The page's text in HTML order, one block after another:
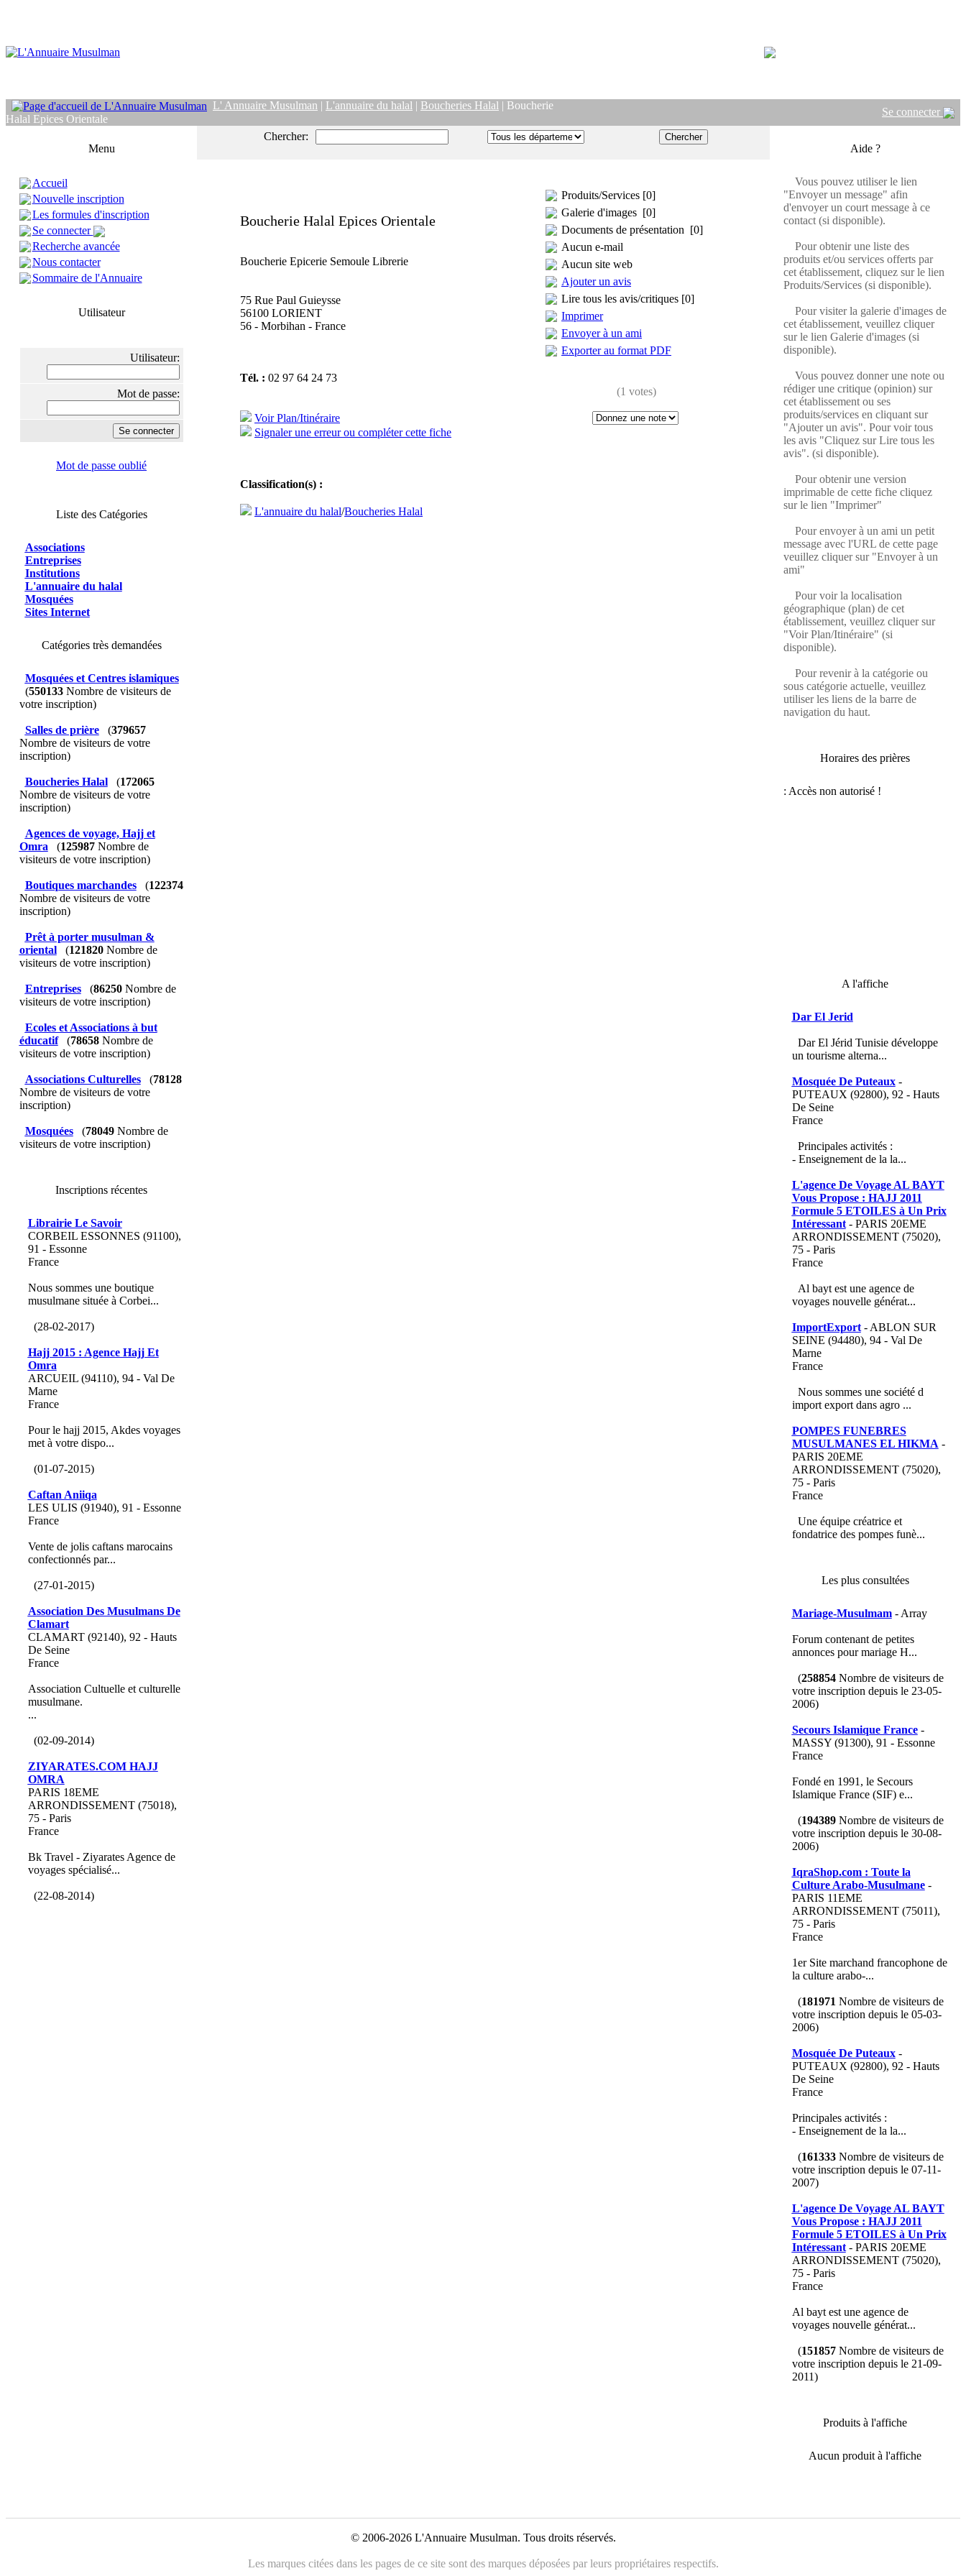
L' Annuaire Musulman | L'annuaire du halal | Boucheries Halal | Boucherie
Halal Epices Orientale
Se connecter
Menu
Accueil
Nouvelle inscription
Les formules d'inscription
Se connecter
Recherche avancée
Nous contacter
Sommaire de l'Annuaire
Utilisateur
Utilisateur:
Mot de passe:
Mot de passe oublié
Liste des Catégories
Associations
Entreprises
Institutions
L'annuaire du halal
Mosquées
Sites Internet
Catégories très demandées
Mosquées et Centres islamiques
(550133Nombre de visiteurs de
votre inscription)
Salles de prière (379657
Nombre de visiteurs de votre
inscription)
Boucheries Halal (172065
Nombre de visiteurs de votre
inscription)
Agences de voyage, Hajj et
Omra
(125987Nombre de
visiteurs de votre inscription)
Boutiques marchandes (122374
Nombre de visiteurs de votre
inscription)
Prêt à porter musulman &
oriental
(121820Nombre de
visiteurs de votre inscription)
Entreprises (86250Nombre de
visiteurs de votre inscription)
Ecoles et Associations à but
éducatif
(78658Nombre de
visiteurs de votre inscription)
Associations Culturelles (78128
Nombre de visiteurs de votre
inscription)
Mosquées (78049Nombre de
visiteurs de votre inscription)
Inscriptions récentes
Librairie Le Savoir
CORBEIL ESSONNES (91100),
91 - Essonne
France
Nous sommes une boutique
musulmane située à Corbei...
(28-02-2017)
Hajj 2015 : Agence Hajj Et
Omra
ARCUEIL (94110), 94 - Val De
Marne
France
Pour le hajj 2015, Akdes voyages
met à votre dispo...
(01-07-2015)
Caftan Aniiqa
LES ULIS (91940), 91 - Essonne
France
Vente de jolis caftans marocains
confectionnés par...
(27-01-2015)
Association Des Musulmans De
Clamart
CLAMART (92140), 92 - Hauts
De Seine
France
Association Cultuelle et culturelle
musulmane.
...
(02-09-2014)
ZIYARATES.COM HAJJ
OMRA
PARIS 18EME
ARRONDISSEMENT (75018),
75 - Paris
France
Bk Travel - Ziyarates Agence de
voyages spécialisé...
(22-08-2014)
Chercher:
Boucherie Halal Epices Orientale
Boucherie Epicerie Semoule Librerie
75 Rue Paul Guieysse
56100 LORIENT
56 - Morbihan - France
Tél. : 02 97 64 24 73
Voir Plan/Itinéraire
Signaler une erreur ou compléter cette fiche
Classification(s) :
L'annuaire du halal/Boucheries Halal
Produits/Services [0]
Galerie d'images [0]
Documents de présentation [0]
Aucun e-mail
Aucun site web
Ajouter un avis
Lire tous les avis/critiques [0]
Imprimer
Envoyer à un ami
Exporter au format PDF
(1 votes)
Aide ?
Vous pouvez utiliser le lien
"Envoyer un message" afin
d'envoyer un court message à ce
contact (si disponible).
Pour obtenir une liste des
produits et/ou services offerts par
cet établissement, cliquez sur le lien
Produits/Services (si disponible).
Pour visiter la galerie d'images de
cet établissement, veuillez cliquer
sur le lien Galerie d'images (si
disponible).
Vous pouvez donner une note ou
rédiger une critique (opinion) sur
cet établissement ou ses
produits/services en cliquant sur
"Ajouter un avis". Pour voir tous
les avis "Cliquez sur Lire tous les
avis". (si disponible).
Pour obtenir une version
imprimable de cette fiche cliquez
sur le lien "Imprimer"
Pour envoyer à un ami un petit
message avec l'URL de cette page
veuillez cliquer sur "Envoyer à un
ami"
Pour voir la localisation
géographique (plan) de cet
établissement, veuillez cliquer sur
"Voir Plan/Itinéraire" (si
disponible).
Pour revenir à la catégorie ou
sous catégorie actuelle, veuillez
utiliser les liens de la barre de
navigation du haut.
Horaires des prières
A l'affiche
Dar El Jerid
Dar El Jérid Tunisie développe
un tourisme alterna...
Mosquée De Puteaux-
PUTEAUX (92800), 92 - Hauts
De Seine
France
Principales activités :
- Enseignement de la la...
L'agence De Voyage AL BAYT
Vous Propose : HAJJ 2011
Formule 5 ETOILES à Un Prix
Intéressant- PARIS 20EME
ARRONDISSEMENT (75020),
75 - Paris
France
Al bayt est une agence de
voyages nouvelle générat...
ImportExport- ABLON SUR
SEINE (94480), 94 - Val De
Marne
France
Nous sommes une société d
import export dans agro ...
POMPES FUNEBRES
MUSULMANES EL HIKMA -
PARIS 20EME
ARRONDISSEMENT (75020),
75 - Paris
France
Une équipe créatrice et
fondatrice des pompes funè...
Les plus consultées
Mariage-Musulmam- Array
Forum contenant de petites
annonces pour mariage H...
(258854Nombre de visiteurs de
votre inscription depuis le 23-05-
2006)
Secours Islamique France-
MASSY (91300), 91 - Essonne
France
Fondé en 1991, le Secours
Islamique France (SIF) e...
(194389Nombre de visiteurs de
votre inscription depuis le 30-08-
2006)
IqraShop.com : Toute la
Culture Arabo-Musulmane-
PARIS 11EME
ARRONDISSEMENT (75011),
75 - Paris
France
1er Site marchand francophone de
la culture arabo-...
(181971 Nombre de visiteurs de
votre inscription depuis le 05-03-
2006)
Mosquée De Puteaux-
PUTEAUX (92800), 92 - Hauts
De Seine
France
Principales activités :
- Enseignement de la la...
(161333Nombre de visiteurs de
votre inscription depuis le 07-11-
2007)
L'agence De Voyage AL BAYT
Vous Propose : HAJJ 2011
Formule 5 ETOILES à Un Prix
Intéressant- PARIS 20EME
ARRONDISSEMENT (75020),
75 - Paris
France
Al bayt est une agence de
voyages nouvelle générat...
(151857Nombre de visiteurs de
votre inscription depuis le 21-09-
2011)
Produits à l'affiche
Aucun produit à l'affiche
© 2006-2026 L'Annuaire Musulman. Tous droits réservés.
Les marques citées dans les pages de ce site sont des marques déposées par leurs propriétaires respectifs.